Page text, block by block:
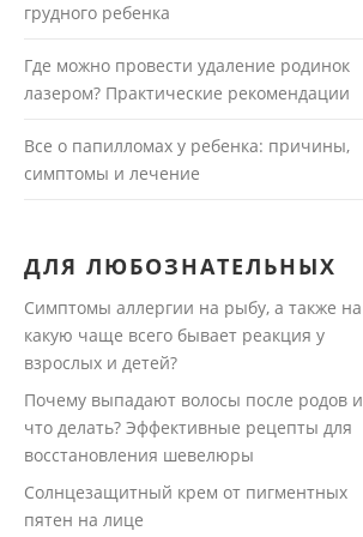
грудного ребенка
Где можно провести удаление родинок
лазером? Практические рекомендации
Все о папилломах у ребенка: причины,
симптомы и лечение
ДЛЯ ЛЮБОЗНАТЕЛЬНЫХ
Симптомы аллергии на рыбу, а также на
какую чаще всего бывает реакция у
взрослых и детей?
Почему выпадают волосы после родов и
что делать? Эффективные рецепты для
восстановления шевелюры
Солнцезащитный крем от пигментных
пятен на лице